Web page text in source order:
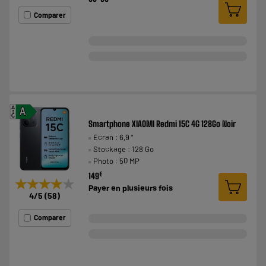
Comparer
A
A
G
★★★★★
★★★★★
4/5 (58)
Comparer
Smartphone XIAOMI Redmi 15C 4G 128Go Noir
Ecran : 6,9 "
Stockage : 128 Go
Photo : 50 MP
149€
Payer en plusieurs fois